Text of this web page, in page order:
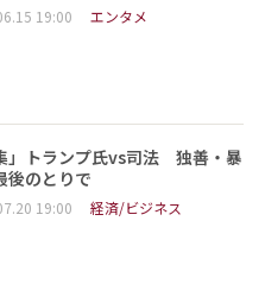
19:00 エンタメ
」トランプ氏vs司法 独善・暴
後のとりで
19:00 経済/ビジネス